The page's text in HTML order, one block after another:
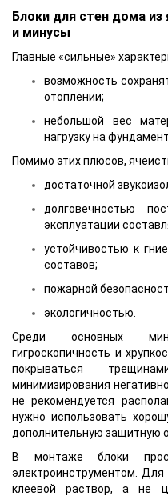
Блоки для стен дома
и минусы
Главные «сильные»
возможность
отоплении;
небольшой вес
нагрузку на фундамент.
Помимо этих плюсов,
достаточной
долговечностью
эксплуатации
устойчивостью к
составов;
пожарной
экологичностью.
Среди основных
гигроскопичность и
покрываться
минимизирования
не рекомендуется
нужно использовать
дополнительную защитную
В монтаже блоки
электроинструментом. Для
клеевой раствор, а не